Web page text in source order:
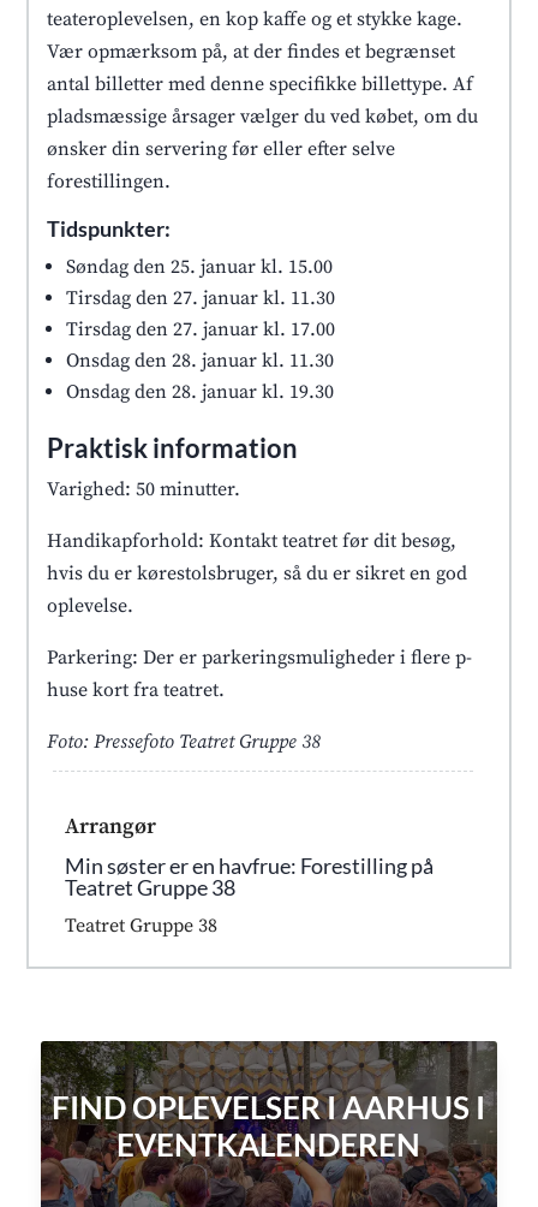
teateroplevelsen, en kop kaffe og et stykke kage.
Vær opmærksom på, at der findes et begrænset
antal billetter med denne specifikke billettype. Af
pladsmæssige årsager vælger du ved købet, om du
ønsker din servering før eller efter selve
forestillingen.
Tidspunkter:
Søndag den 25. januar kl. 15.00
Tirsdag den 27. januar kl. 11.30
Tirsdag den 27. januar kl. 17.00
Onsdag den 28. januar kl. 11.30
Onsdag den 28. januar kl. 19.30
Praktisk information
Varighed: 50 minutter.
Handikapforhold: Kontakt teatret før dit besøg,
hvis du er kørestolsbruger, så du er sikret en god
oplevelse.
Parkering: Der er parkeringsmuligheder i flere p-
huse kort fra teatret.
Foto: Pressefoto Teatret Gruppe 38
Arrangør
Min søster er en havfrue: Forestilling på
Teatret Gruppe 38
Teatret Gruppe 38
FIND OPLEVELSER I AARHUS I
EVENTKALENDEREN